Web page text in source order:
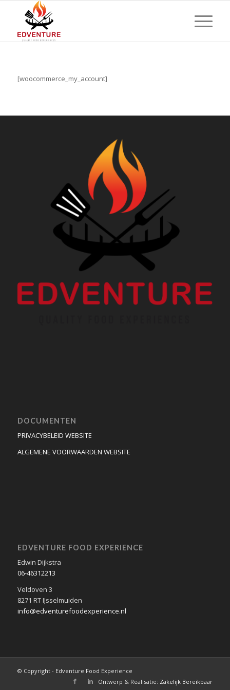
[woocommerce_my_account]
DOCUMENTEN
PRIVACYBELEID WEBSITE
ALGEMENE VOORWAARDEN WEBSITE
EDVENTURE FOOD EXPERIENCE
Edwin Dijkstra
06-46312213
Veldoven 3
8271 RT IJsselmuiden
info@edventurefoodexperience.nl
© Copyright - Edventure Food Experience
Ontwerp & Realisatie: Zakelijk Bereikbaar